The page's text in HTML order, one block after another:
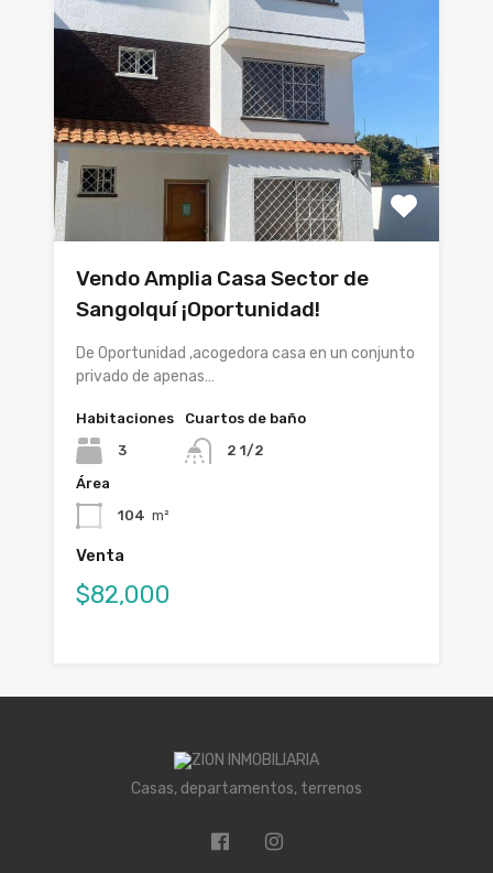
Vendo Amplia Casa Sector de
Sangolquí ¡Oportunidad!
De Oportunidad ,acogedora casa en un conjunto
privado de apenas…
Habitaciones
3
Cuartos de baño
2 1/2
Área
104 m²
Venta
$82,000
Casas, departamentos, terrenos